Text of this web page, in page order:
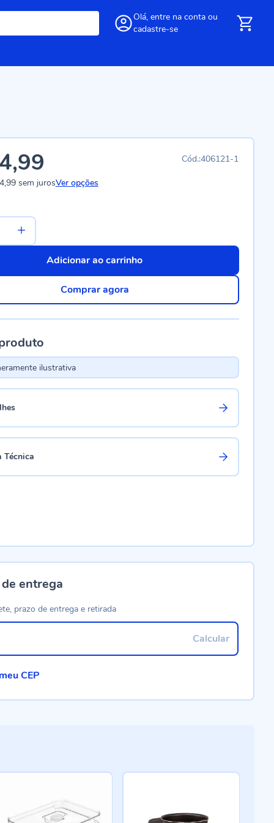
Olá, entre na conta ou
cadastre-se
406121-1
sem jurosVer opções
Adicionar ao carrinho
Comprar agora
ilustrativa
Técnica
entrega
prazo de entrega e retirada
Calcular
CEP